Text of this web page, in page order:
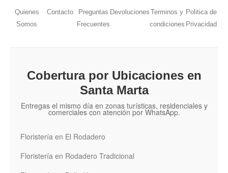
Quienes
Somos
Contacto
Preguntas
Frecuentes
Devoluciones Terminos y
condiciones
Politica de
Privacidad
Cobertura por Ubicaciones en
Santa Marta
Entregas el mismo día en zonas turísticas, residenciales y
comerciales con atención por WhatsApp.
Floristería en El Rodadero
Floristería en Rodadero Tradicional